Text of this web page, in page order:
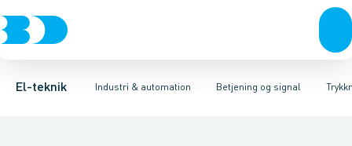
El-teknik Industri & automation
Afbrydere, stikkontakter & lampeudtagForgreningsmateriel
Betjening og signal
Industristiksystemer Frekvensomformere og softstartere
TrykknaphovedLystårn element, optiskTilslutningsmodul